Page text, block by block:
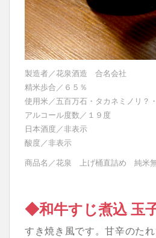
製造者／花泉酒造 合名会社
精米歩合／６５％
使用米／五百万石・タカネミノリ？
アルコール度数／１９度
日本酒度／非表示
酸度／非表示
商品名／花泉 上げ桶直詰め 純米
◆和牛すじ煮込 玉
すき焼き風です。甘辛のた